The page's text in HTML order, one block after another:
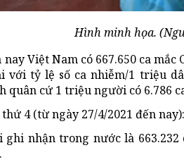
Hình minh họa.
Việt Nam có 667.650 ca
với tỷ lệ số ca nhiễm/1 triệu
quân cứ 1 triệu người có 6.786
4 (từ ngày 27/4/2021 đến nay):
ghi nhận trong nước là